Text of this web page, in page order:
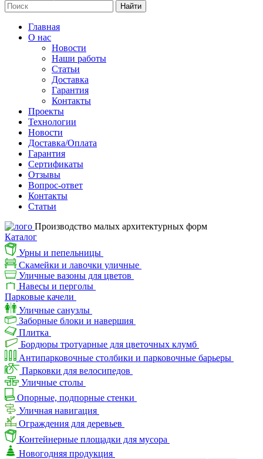
Найти
Главная
О нас
Новости
Наши работы
Статьи
Доставка
Гарантия
Контакты
Проекты
Технологии
Новости
Доставка/Оплата
Гарантия
Сертификаты
Отзывы
Вопрос-ответ
Контакты
Статьи
Производство малых архитектурных форм
Каталог
Урны и пепельницы
Скамейки и лавочки уличные
Уличные вазоны для цветов
Навесы и перголы
Парковые качели
Уличные санузлы
Заборные блоки и навершия
Плитка
Бордюры тротуарные для цветочных клумб
Антипарковочные столбики и парковочные барьеры
Парковки для велосипедов
Уличные столы
Опорные, подпорные стенки
Уличная навигация
Ограждения для деревьев
Контейнерные площадки для мусора
Новогодняя продукция